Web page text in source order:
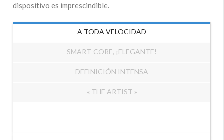
dispositivo es imprescindible.
A TODA VELOCIDAD
SMART-CORE, ¡ELEGANTE!
DEFINICIÓN INTENSA
« THE ARTIST »